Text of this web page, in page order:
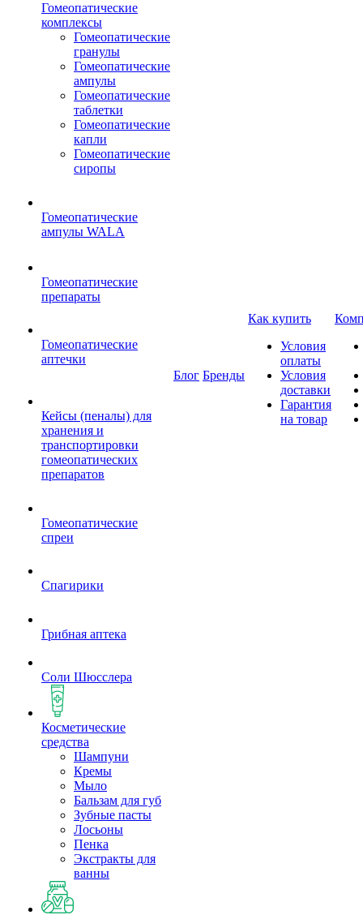
Гомеопатические
комплексы
Гомеопатические
гранулы
Гомеопатические
ампулы
Гомеопатические
таблетки
Гомеопатические
капли
Гомеопатические
сиропы
Гомеопатические
ампулы WALA
Гомеопатические
препараты
Гомеопатические
аптечки
Кейсы (пеналы) для
хранения и
транспортировки
гомеопатических
препаратов
Гомеопатические
спреи
Спагирики
Грибная аптека
Соли Шюсслера
Косметические
средства
Шампуни
Кремы
Мыло
Бальзам для губ
Зубные пасты
Лосьоны
Пенка
Экстракты для
ванны
Блог Бренды
Как купить
Условия
оплаты
Условия
доставки
Гарантия
на товар